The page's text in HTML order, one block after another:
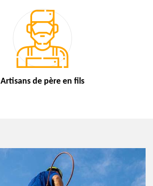
Artisans de père en fils